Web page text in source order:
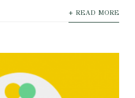
+ READ MORE